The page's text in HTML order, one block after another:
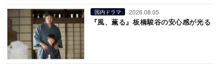
国内ドラマ 2026.08.05
『風、薫る』板橋駿谷の安心感が光る